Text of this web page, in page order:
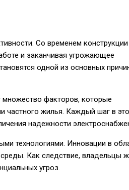
Со временем конструкции
и заканчивая угрожающее
одной из основных
множество факторов, которые
частного жилья. Каждый шаг в
надежности
технологиями. Инновации в
Как следствие, владельцы
угроз.